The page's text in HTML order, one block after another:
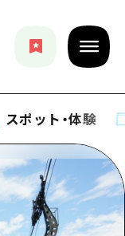
スポット・体験